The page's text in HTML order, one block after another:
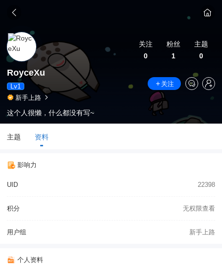
关注
0
粉丝
1
主题
0
RoyceXu
Lv1
关注
新手上路
这个人很懒，什么都没有写~
主题 资料
影响力
UID 22398
积分 无权限查看
用户组 新手上路
个人资料